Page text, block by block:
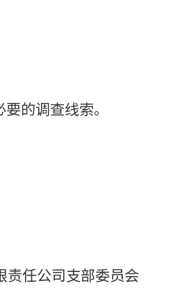
的调查线索。
责任公司支部委员会